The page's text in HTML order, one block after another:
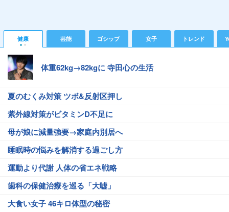
健康 芸能 ゴシップ 女子 トレンド
体重62kg→82kgに 寺田心の生活
夏のむくみ対策 ツボ&反射区押し
紫外線対策がビタミンD不足に
母が娘に減量強要→家庭内別居へ
睡眠時の悩みを解消する過ごし方
運動より代謝 人体の省エネ戦略
歯科の保健治療を巡る「大嘘」
大食い女子 46キロ体型の秘密